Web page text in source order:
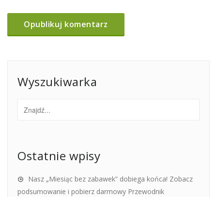
Wyszukiwarka
Ostatnie wpisy
Nasz „Miesiąc bez zabawek” dobiega końca! Zobacz
podsumowanie i pobierz darmowy Przewodnik